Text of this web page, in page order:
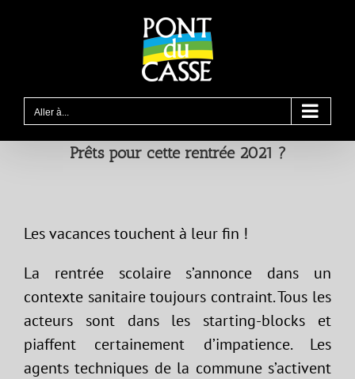
Aller à...
Prêts pour cette rentrée 2021 ?
Les vacances touchent à leur fin !
La rentrée scolaire s’annonce dans un
contexte sanitaire toujours contraint. Tous les
acteurs sont dans les starting-blocks et
piaffent certainement d’impatience. Les
agents techniques de la commune s’activent